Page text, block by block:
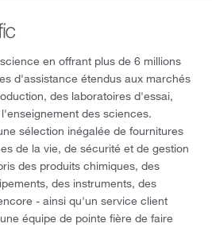
en offrant plus de 6 millions
d'assistance étendus aux marchés
des laboratoires d'essai,
des sciences.
sélection inégalée de fournitures
de la vie, de sécurité et de gestion
des produits chimiques, des
des instruments, des
- ainsi qu'un service client
équipe de pointe fière de faire